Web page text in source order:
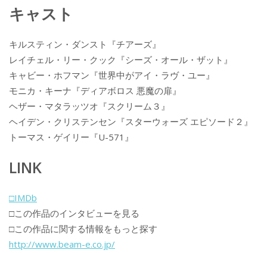
キャスト
キルスティン・ダンスト『チアーズ』
レイチェル・リー・クック『シーズ・オール・ザット』
キャビー・ホフマン『世界中がアイ・ラヴ・ユー』
モニカ・キーナ『ディアボロス 悪魔の扉』
ヘザー・マタラッツオ『スクリーム３』
ヘイデン・クリステンセン『スターウォーズ エピソード２』
トーマス・ゲイリー『U-571』
LINK
□IMDb
□この作品のインタビューを見る
□この作品に関する情報をもっと探す
http://www.beam-e.co.jp/